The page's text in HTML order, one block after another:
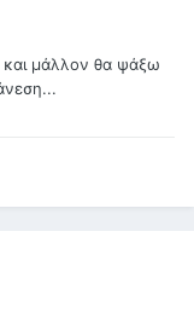
και μάλλον θα ψάξω